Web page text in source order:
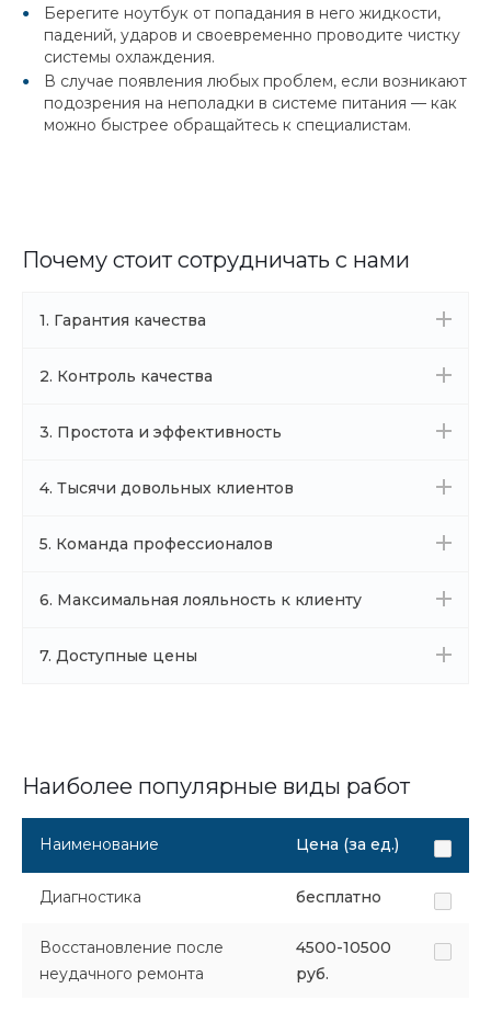
Берегите ноутбук от попадания в него жидкости,
падений, ударов и своевременно проводите чистку
системы охлаждения.
В случае появления любых проблем, если возникают
подозрения на неполадки в системе питания — как
можно быстрее обращайтесь к специалистам.
Почему стоит сотрудничать с нами
1. Гарантия качества
2. Контроль качества
3. Простота и эффективность
4. Тысячи довольных клиентов
5. Команда профессионалов
6. Максимальная лояльность к клиенту
7. Доступные цены
Наиболее популярные виды работ
Наименование Цена (за ед.)
Диагностика бесплатно
Восстановление после
неудачного ремонта
4500-10500
руб.